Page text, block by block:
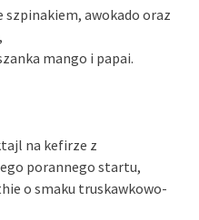
awokado oraz
mango i papai.
na kefirze z
porannego startu,
o smaku truskawkowo-